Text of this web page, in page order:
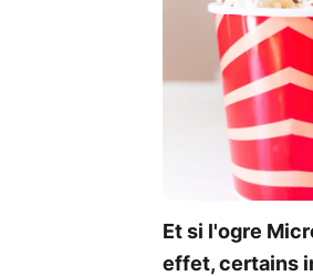
Et si l'ogre
effet, certains